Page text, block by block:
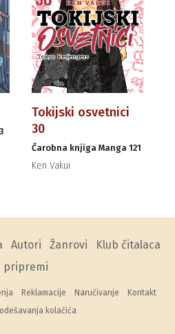
Tokijski osvetnici
30
Čarobna knjiga Manga 121
Ken Vakui
Autori Žanrovi
Klub čitalaca
pripremi
Reklamacije Naručivanje
Kontakt
kolačića